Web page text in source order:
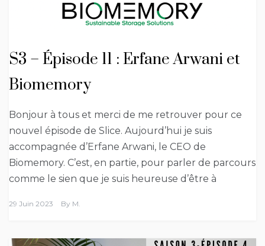
S3 – Épisode 11 : Erfane Arwani et
Biomemory
Bonjour à tous et merci de me retrouver pour ce
nouvel épisode de Slice. Aujourd’hui je suis
accompagnée d’Erfane Arwani, le CEO de
Biomemory. C’est, en partie, pour parler de parcours
comme le sien que je suis heureuse d’être à
29 Juin 2023 By M.